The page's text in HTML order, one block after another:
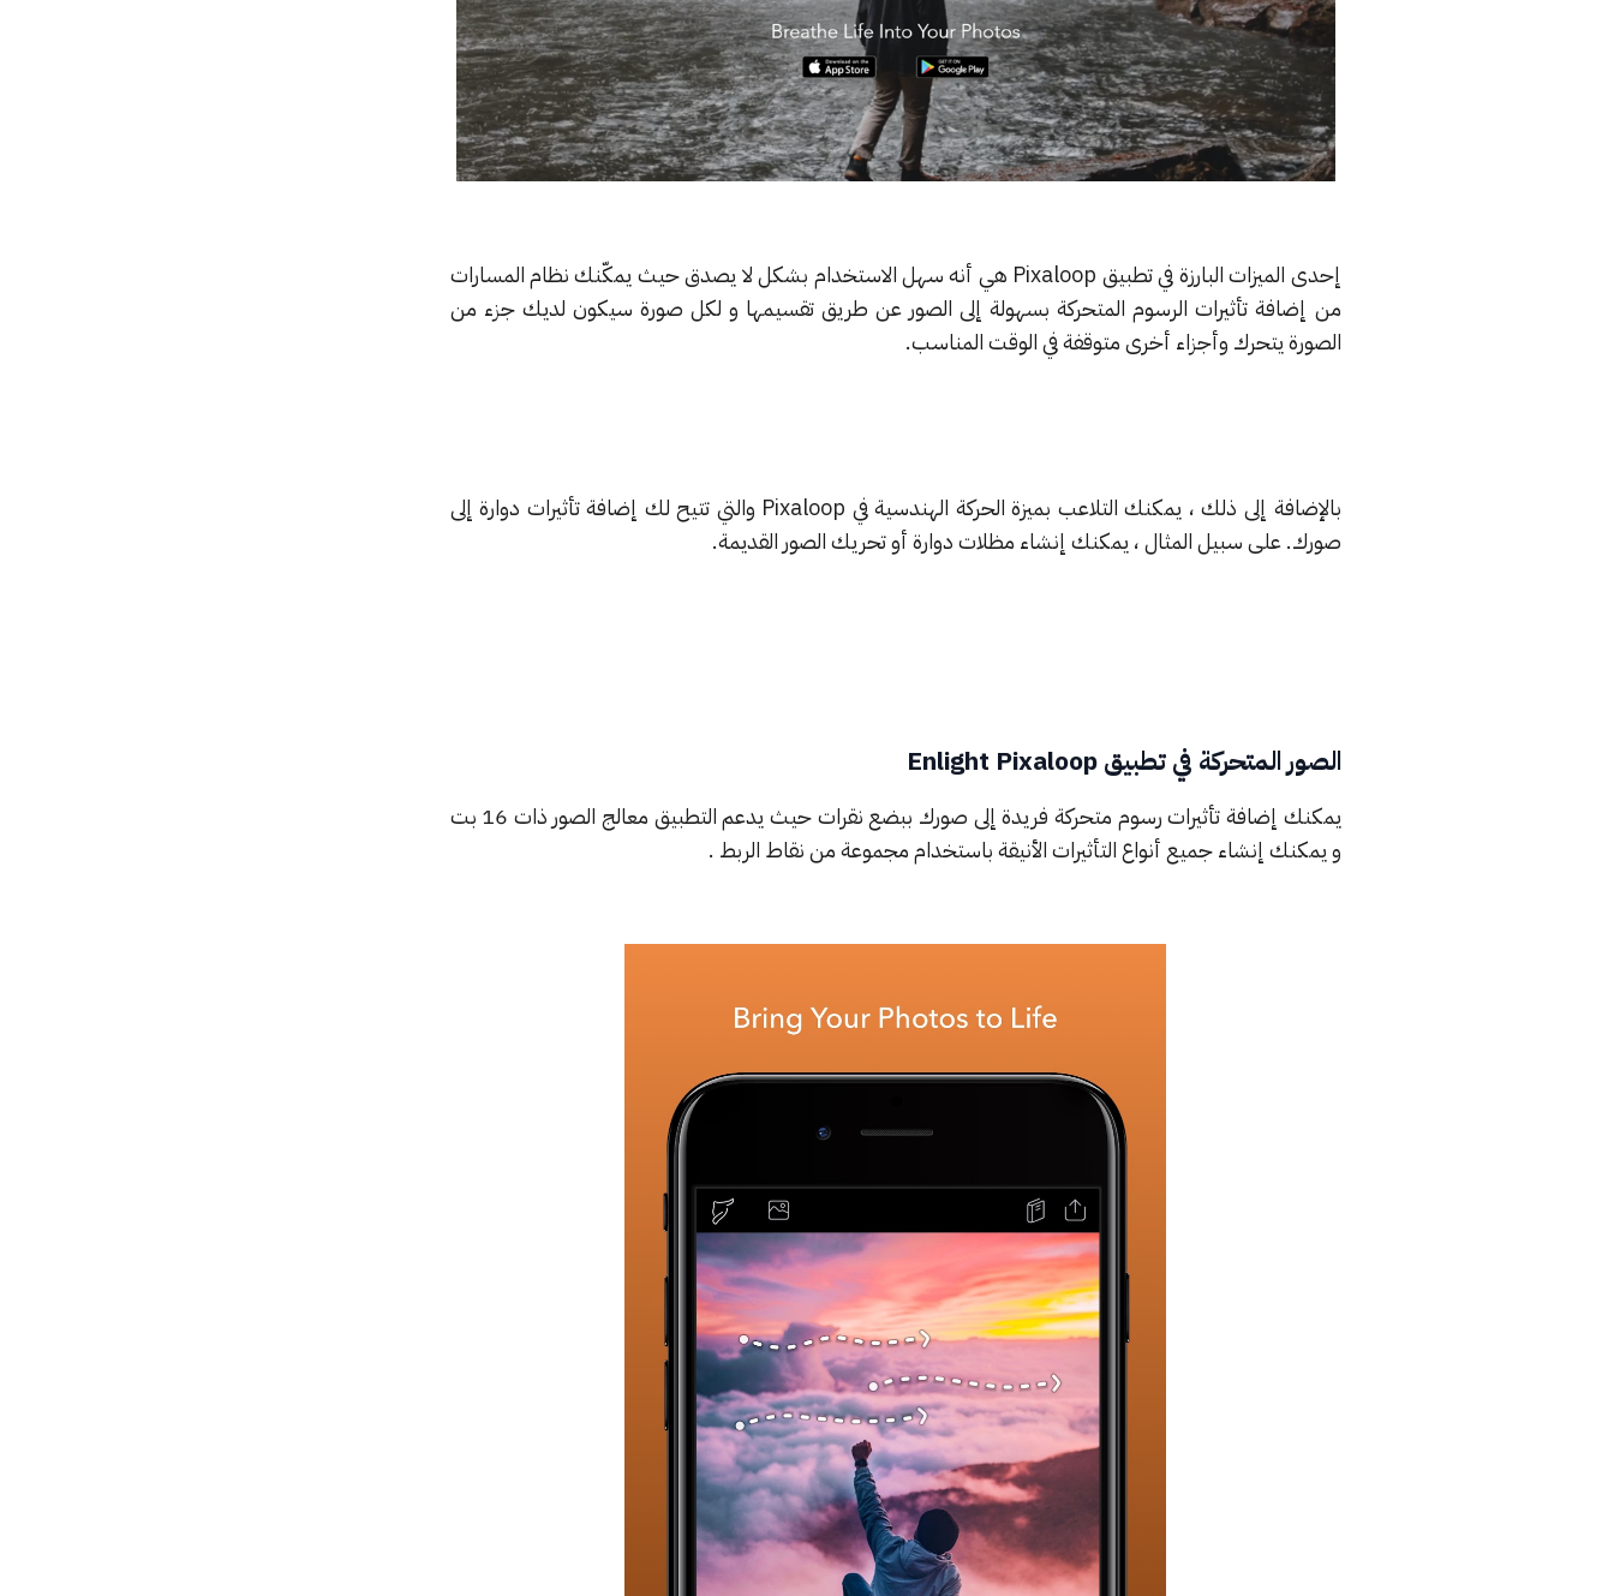
إحدى الميزات البارزة في تطبيق Pixaloop هي أنه سهل الاستخدام بشكل لا يصدق حيث يمكّنك نظام المسارات
من إضافة تأثيرات الرسوم المتحركة بسهولة إلى الصور عن طريق تقسيمها و لكل صورة سيكون لديك جزء من
الصورة يتحرك وأجزاء أخرى متوقفة في الوقت المناسب.
بالإضافة إلى ذلك ، يمكنك التلاعب بميزة الحركة الهندسية في Pixaloop والتي تتيح لك إضافة تأثيرات دوارة إلى
صورك. على سبيل المثال ، يمكنك إنشاء مظلات دوارة أو تحريك الصور القديمة.
الصور المتحركة في تطبيق Enlight Pixaloop
يمكنك إضافة تأثيرات رسوم متحركة فريدة إلى صورك ببضع نقرات حيث يدعم التطبيق معالج الصور ذات 16 بت
و يمكنك إنشاء جميع أنواع التأثيرات الأنيقة باستخدام مجموعة من نقاط الربط .